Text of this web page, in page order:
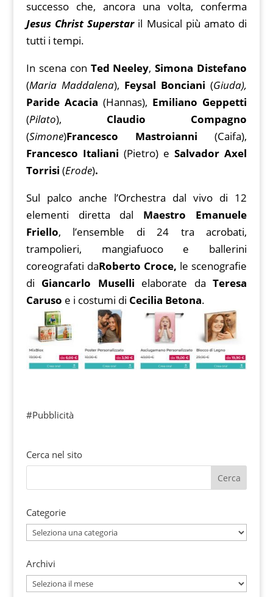
successo che, ancora una volta, conferma
Jesus Christ Superstaril Musical più amato di
tutti i tempi.
In scena con Ted Neeley,Simona Distefano
(Maria Maddalena), Feysal Bonciani (Giuda),
Paride Acacia (Hannas), Emiliano Geppetti
(Pilato), Claudio Compagno
(Simone)Francesco Mastroianni(Caifa),
Francesco Italiani (Pietro) eSalvador Axel
Torrisi (Erode).
Sul palco anche l’Orchestra dal vivo di 12
elementi diretta dal Maestro
Emanuele
Friello, l’ensemble di 24 tra acrobati,
trampolieri, mangiafuoco e ballerini
coreografati daRoberto Croce, le scenografie
di Giancarlo Muselli elaborate daTeresa
Caruso e i costumi di Cecilia Betona.
#Pubblicità
Cerca nel sito
Categorie
Categorie
Archivi
Archivi